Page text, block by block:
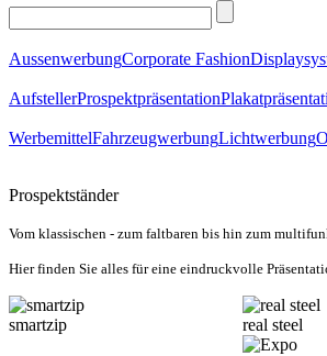
AussenwerbungCorporate Fashion
AufstellerProspektpräsentation
WerbemittelFahrzeugwerbungLichtwerbung
Prospektständer
Vom klassischen - zum faltbaren bis hin zum
Hier finden Sie alles für eine eindruckvolle
smartzip real steel